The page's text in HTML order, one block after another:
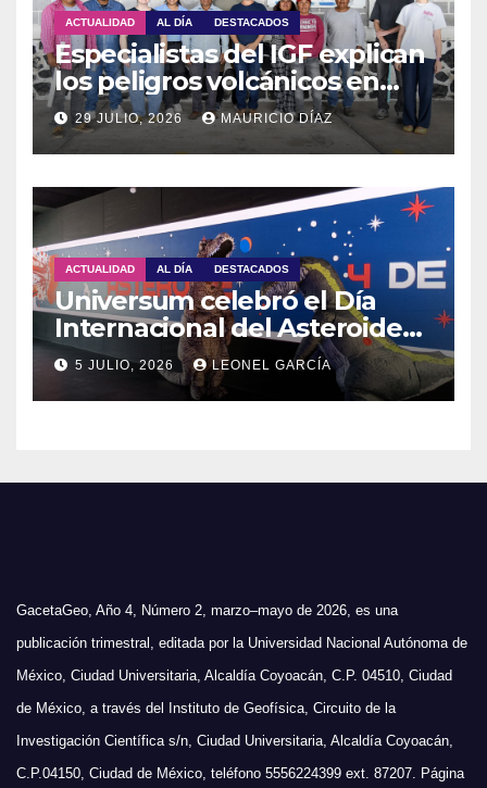
ACTUALIDAD AL DÍA DESTACADOS
Especialistas del IGF explican
los peligros volcánicos en
Guadalupe Huexocuapan
29 JULIO, 2026 MAURICIO DÍAZ
ACTUALIDAD AL DÍA DESTACADOS
Universum celebró el Día
Internacional del Asteroide
con actividades para toda la
familia
5 JULIO, 2026 LEONEL GARCÍA
GacetaGeo, Año 4, Número 2, marzo–mayo de 2026, es una
publicación trimestral, editada por la Universidad Nacional Autónoma de
México, Ciudad Universitaria, Alcaldía Coyoacán, C.P. 04510, Ciudad
de México, a través del Instituto de Geofísica, Circuito de la
Investigación Científica s/n, Ciudad Universitaria, Alcaldía Coyoacán,
C.P.04150, Ciudad de México, teléfono 5556224399 ext. 87207. Página